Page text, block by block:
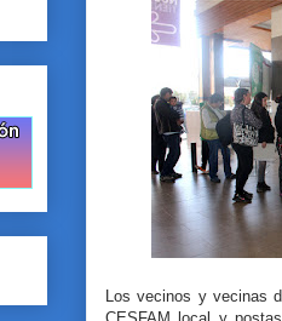
Los vecinos y vecinas